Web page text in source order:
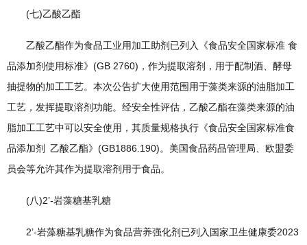
(七)乙酸乙酯
乙酸乙酯作为食品工业用加工助剂已列入《食品安全国家标准 食
品添加剂使用标准》(GB 2760)，作为提取溶剂，用于配制酒、酵母
抽提物的加工工艺。本次公告扩大使用范围用于藻类来源的油脂加工
工艺，发挥提取溶剂功能。经安全性评估，乙酸乙酯在藻类来源的油
脂加工工艺中可以安全使用，其质量规格执行《食品安全国家标准食
品添加剂 乙酸乙酯》(GB1886.190)。美国食品药品管理局、欧盟委
员会等允许其作为提取溶剂用于食品。
(八)2’-岩藻糖基乳糖
2’-岩藻糖基乳糖作为食品营养强化剂已列入国家卫生健康委2023